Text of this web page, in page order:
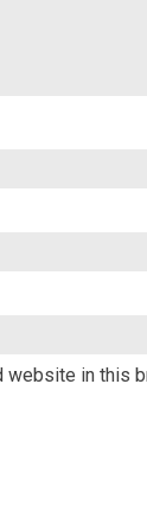
website in this